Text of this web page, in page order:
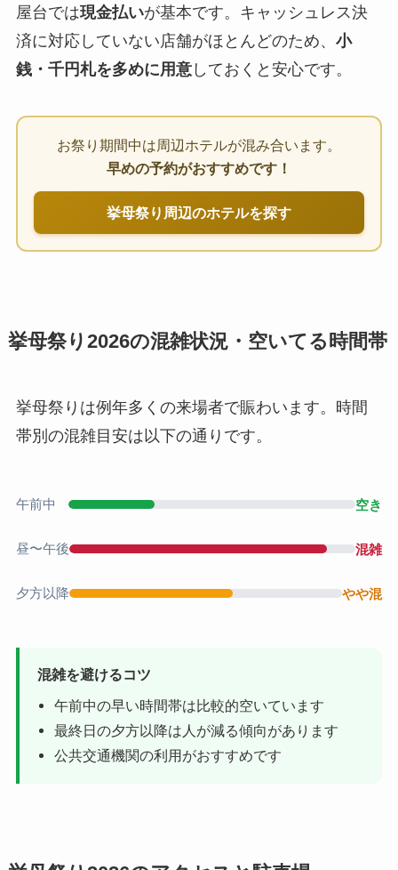
屋台では現金払いが基本です。キャッシュレス決
済に対応していない店舗がほとんどのため、 小
銭・千円札を多めに用意しておくと安心です。
お祭り期間中は周辺ホテルが混み合います。
早めの予約がおすすめです！
挙母祭り周辺のホテルを探す
挙母祭り2026の混雑状況・空いてる時間帯
挙母祭りは例年多くの来場者で賑わいます。時間
帯別の混雑目安は以下の通りです。
午前中 空き
昼〜午後 混雑
夕方以降 やや混
混雑を避けるコツ
午前中の早い時間帯は比較的空いています
最終日の夕方以降は人が減る傾向があります
公共交通機関の利用がおすすめです